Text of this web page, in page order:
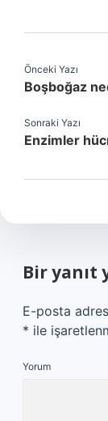
Önceki Yazı
Boşboğaz
Sonraki Yazı
Enzimler
Bir yanıt
E-posta
* ile
Yorum